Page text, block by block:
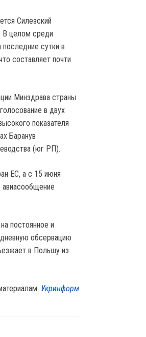
Силезский
В целом среди
сутки в
составляет почти
Минздрава страны
в двух
показателя
Баранув
(юг РП).
ЕС, а с 15 июня
постоянное и
обсервацию
в Польшу из
Укринформ